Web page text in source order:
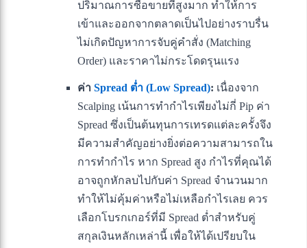
ปริมาณการซื้อขายที่สูงมาก ทำให้การ
เข้าและออกจากตลาดเป็นไปอย่างราบรื่น
ไม่เกิดปัญหาการจับคู่คำสั่ง (Matching
Order) และราคาไม่กระโดดรุนแรง
ค่า Spread ต่ำ (Low Spread): เนื่องจาก
Scalping เน้นการทำกำไรเพียงไม่กี่ Pip ค่า
Spread ซึ่งเป็นต้นทุนการเทรดแต่ละครั้งจึง
มีความสำคัญอย่างยิ่งต่อความสามารถใน
การทำกำไร หาก Spread สูง กำไรที่คุณได้
อาจถูกหักลบไปกับค่า Spread จำนวนมาก
ทำให้ไม่คุ้มค่าหรือไม่เหลือกำไรเลย ควร
เลือกโบรกเกอร์ที่มี Spread ต่ำสำหรับคู่
สกุลเงินหลักเหล่านี้ เพื่อให้ได้เปรียบใน